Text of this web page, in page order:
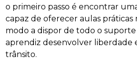
o primeiro passo é encontrar
capaz de oferecer aulas práticas
modo a dispor de todo o suporte
aprendiz desenvolver liberdade
trânsito.